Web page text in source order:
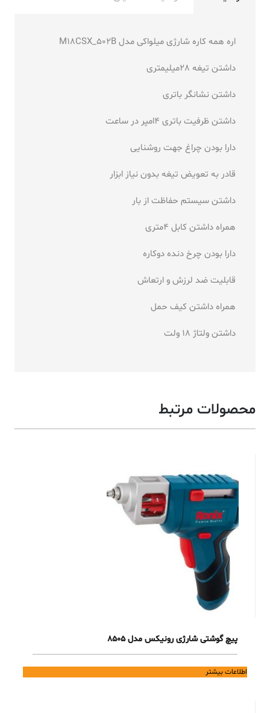
اره همه کاره شارژی میلواکی مدل M18CSX_502B
داشتن تیغه 28میلیمتری
داشتن نشانگر باتری
داشتن ظرفیت باتری 4امپر در ساعت
دارا بودن چراغ جهت روشنایی
قادر به تعویض تیغه بدون نیاز ابزار
داشتن سیستم حفاظت از بار
همراه داشتن کابل 4متری
دارا بودن چرخ دنده دوکاره
قابلیت ضد لرزش و ارتعاش
همراه داشتن کیف حمل
داشتن ولتاژ 18 ولت
محصولات مرتبط
پیچ گوشتی شارژی رونیکس مدل 8505
اطلاعات بیشتر